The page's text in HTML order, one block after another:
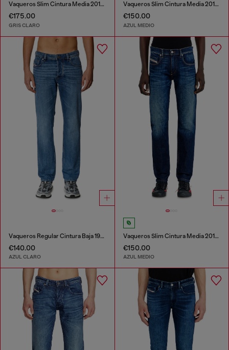
Vaqueros Slim Cintura Media 2019 D-Strukt
€175.00
GRIS CLARO
Vaqueros Slim Cintura Media 2019 D-Strukt
€150.00
AZUL MEDIO
Vaqueros Regular Cintura Baja 1986 Larkee-Beex
€140.00
AZUL CLARO
Vaqueros Slim Cintura Media 2019 D-Strukt
€150.00
AZUL MEDIO